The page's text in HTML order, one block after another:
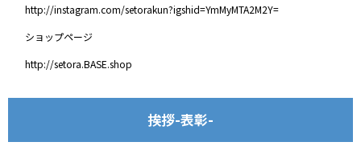
http://instagram.com/setorakun?igshid=YmMyMTA2M2Y=
ショップページ
http://setora.BASE.shop
挨拶-表彰-